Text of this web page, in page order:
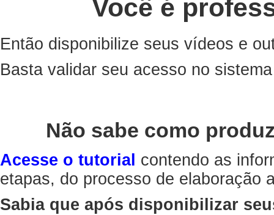
Você é
Então disponibilize seus vídeos e
Basta validar seu acesso no
Não sabe como
Acesse o tutorial contendo as
etapas, do processo de elaboração
Sabia que após disponibilizar